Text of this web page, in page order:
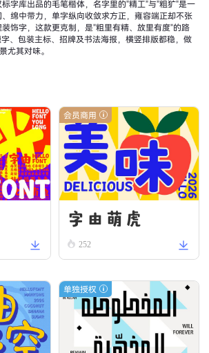
字库出品的毛笔楷体，名字里的"精工"与"粗犷"是一
绵中带力，单字纵向收敛求方正，雍容端正却不张
饰字，这款更克制，是"粗里有精、放里有度"的路
、包装主标、招牌及书法海报，横竖排版都稳，做
尤其对味。
会员商用
字由萌虎
252
单独授权